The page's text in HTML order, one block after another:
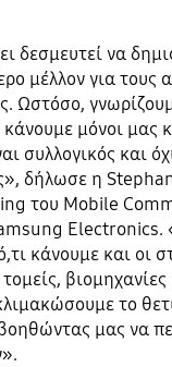
δεσμευτεί να
μέλλον για τους
Ωστόσο,
μόνοι μας
συλλογικός και
δήλωσε η
του Mobile
Electronics.
κάνουμε και οι
το
μας να